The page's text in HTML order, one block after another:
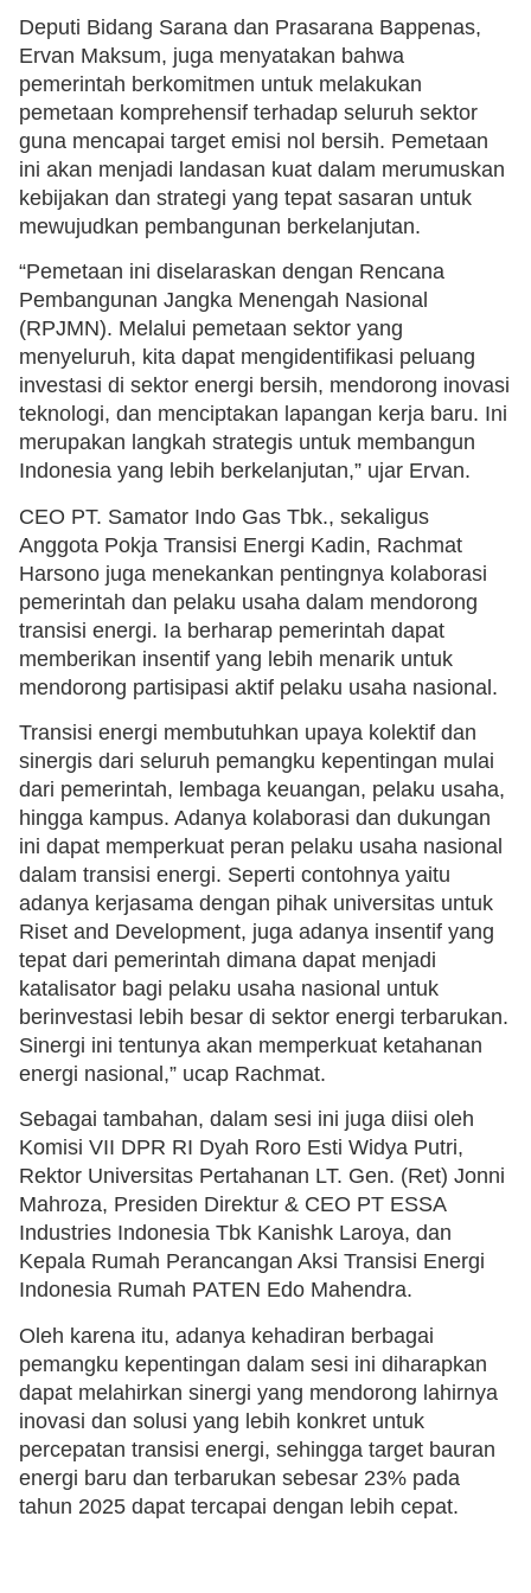
Deputi Bidang Sarana dan Prasarana Bappenas,
Ervan Maksum, juga menyatakan bahwa
pemerintah berkomitmen untuk melakukan
pemetaan komprehensif terhadap seluruh sektor
guna mencapai target emisi nol bersih. Pemetaan
ini akan menjadi landasan kuat dalam merumuskan
kebijakan dan strategi yang tepat sasaran untuk
mewujudkan pembangunan berkelanjutan.
“Pemetaan ini diselaraskan dengan Rencana
Pembangunan Jangka Menengah Nasional
(RPJMN). Melalui pemetaan sektor yang
menyeluruh, kita dapat mengidentifikasi peluang
investasi di sektor energi bersih, mendorong inovasi
teknologi, dan menciptakan lapangan kerja baru. Ini
merupakan langkah strategis untuk membangun
Indonesia yang lebih berkelanjutan,” ujar Ervan.
CEO PT. Samator Indo Gas Tbk., sekaligus
Anggota Pokja Transisi Energi Kadin, Rachmat
Harsono juga menekankan pentingnya kolaborasi
pemerintah dan pelaku usaha dalam mendorong
transisi energi. Ia berharap pemerintah dapat
memberikan insentif yang lebih menarik untuk
mendorong partisipasi aktif pelaku usaha nasional.
Transisi energi membutuhkan upaya kolektif dan
sinergis dari seluruh pemangku kepentingan mulai
dari pemerintah, lembaga keuangan, pelaku usaha,
hingga kampus. Adanya kolaborasi dan dukungan
ini dapat memperkuat peran pelaku usaha nasional
dalam transisi energi. Seperti contohnya yaitu
adanya kerjasama dengan pihak universitas untuk
Riset and Development, juga adanya insentif yang
tepat dari pemerintah dimana dapat menjadi
katalisator bagi pelaku usaha nasional untuk
berinvestasi lebih besar di sektor energi terbarukan.
Sinergi ini tentunya akan memperkuat ketahanan
energi nasional,” ucap Rachmat.
Sebagai tambahan, dalam sesi ini juga diisi oleh
Komisi VII DPR RI Dyah Roro Esti Widya Putri,
Rektor Universitas Pertahanan LT. Gen. (Ret) Jonni
Mahroza, Presiden Direktur & CEO PT ESSA
Industries Indonesia Tbk Kanishk Laroya, dan
Kepala Rumah Perancangan Aksi Transisi Energi
Indonesia Rumah PATEN Edo Mahendra.
Oleh karena itu, adanya kehadiran berbagai
pemangku kepentingan dalam sesi ini diharapkan
dapat melahirkan sinergi yang mendorong lahirnya
inovasi dan solusi yang lebih konkret untuk
percepatan transisi energi, sehingga target bauran
energi baru dan terbarukan sebesar 23% pada
tahun 2025 dapat tercapai dengan lebih cepat.